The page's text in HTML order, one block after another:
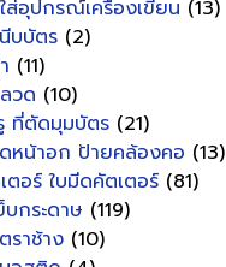
ส่อุปกรณ์เครื่องเขียน (13)
บบัตร (2)
(11)
วด (10)
รู ที่ตัดมุมบัตร (21)
หน้าอก ป้ายคล้องคอ (13)
ตอร์ ใบมีดคัตเตอร์ (81)
บกระดาษ (119)
ตราช้าง (10)